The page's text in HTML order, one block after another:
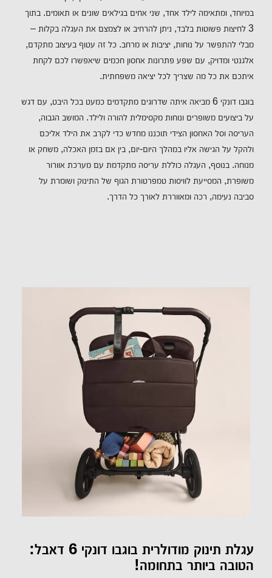
במיוחד, ומתאימה לילד אחד, שני אחים בגילאים שונים או תאומים. בתוך
3 לחיצות פשוטות בלבד, ניתן להרחיב או לצמצם את העגלה בקלות –
מבלי להתפשר על נוחות, יציבות או מרחב. כל זה עטוף בעיצוב מתקדם,
אלגנטי ומדויק, עם שפע פתרונות אחסון חכמים שיאפשרו לכם לקחת
איתכם את כל מה שצריך לכל יציאה משפחתית.
בוגבו דונקי 6 מביאה איתה שדרוגים מתקדמים כמעט בכל היבט, עם דגש
על ביצועים משופרים ונוחות מקסימלית להורה ולילד. המושב הגבוה,
העריסה וסל האחסון הצידי תוכננו מחדש כדי לקרב את הילד אליכם
ולהקל על הגישה אליו במהלך היום-יום, בין אם בזמן האכלה, משחק או
מנוחה. בנוסף, העגלה כוללת עריסה מתקדמת עם מערכת אוורור
משופרת, המסייעת לוויסות טמפרטורת הגוף של התינוק ושומרת על
סביבה נעימה, רכה ומאווררת לאורך כל הדרך.
עגלת תינוק מודולרית בוגבו דונקי 6 דאבל:
הטובה ביותר בתחומה!